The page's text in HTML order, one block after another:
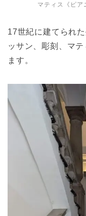
マティス《ピア
17世紀に建てられ
ッサン、彫刻、マ
ます。